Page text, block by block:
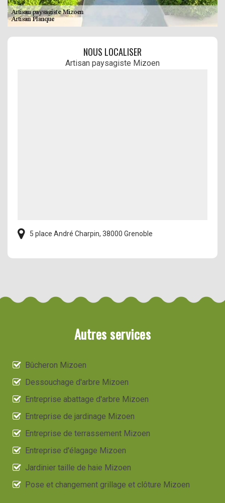
NOUS LOCALISER
Artisan paysagiste Mizoen
5 place André Charpin, 38000 Grenoble
Autres services
Bûcheron Mizoen
Dessouchage d'arbre Mizoen
Entreprise abattage d'arbre Mizoen
Entreprise de jardinage Mizoen
Entreprise de terrassement Mizoen
Entreprise d'élagage Mizoen
Jardinier taille de haie Mizoen
Pose et changement grillage et clôture Mizoen